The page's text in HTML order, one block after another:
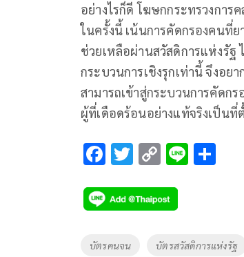
อย่างไรก็ดี โฆษกกระทรวงการ
ในครั้งนี้ เน้นการคัดกรองคนที่
ช่วยเหลือผ่านสวัสดิการแห่งรัฐ
กระบวนการเชิงรุกเท่านี้ จึงอย
สามารถเข้าสู่กระบวนการคัดก
ผู้ที่เดือดร้อนอย่างแท้จริงเป็นที่
F
e
b
o
T
tt
er
C
p
y
Li
Li
Tags
บัตรคนจน บัตรสวัสดิการแห่งรัฐ